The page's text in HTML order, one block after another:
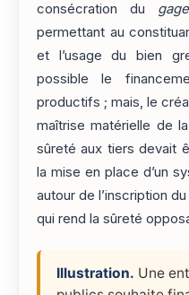
consécration du
permettant au
et l’usage du bien
possible le
productifs ; mais, le
maîtrise matérielle de
sûreté aux tiers devait
la mise en place d’un
autour de l’inscription
qui rend la sûreté
Illustration. Une